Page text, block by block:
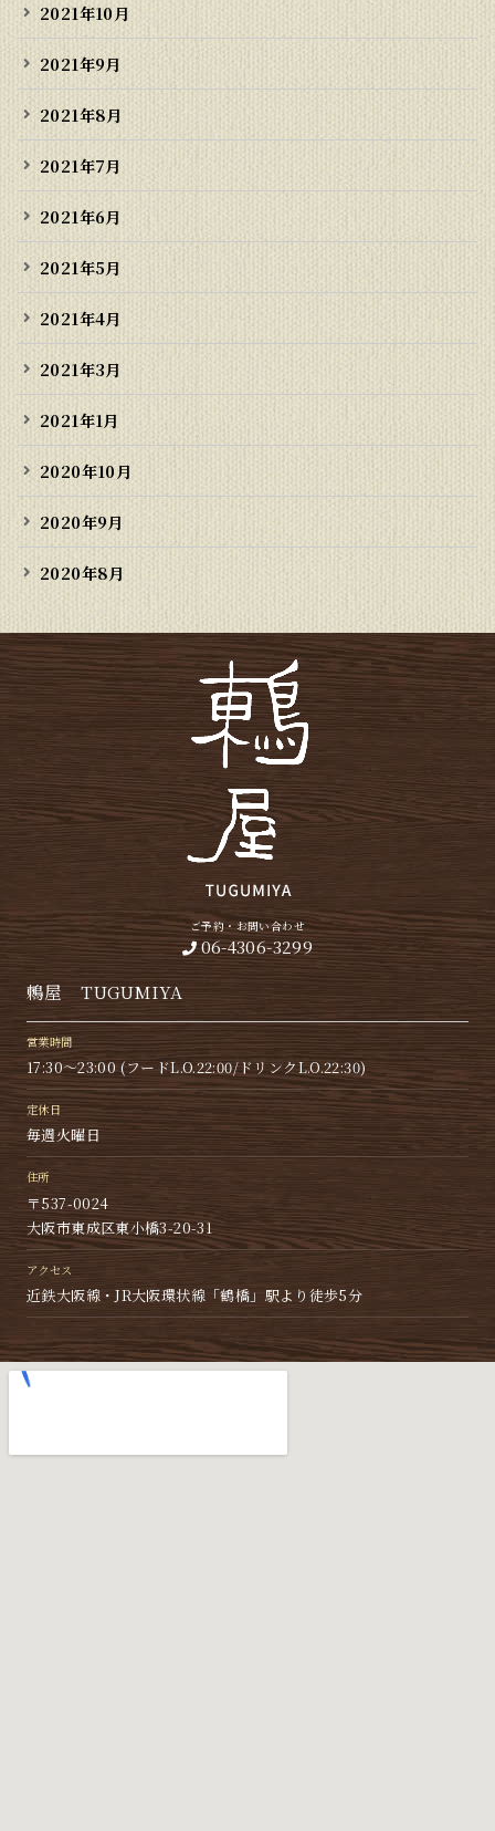
2021年10月
2021年9月
2021年8月
2021年7月
2021年6月
2021年5月
2021年4月
2021年3月
2021年1月
2020年10月
2020年9月
2020年8月
ご予約・お問い合わせ
06-4306-3299
鶫屋 TUGUMIYA
営業時間
17:30〜23:00 (フードL.O.22:00/ドリンクL.O.22:30)
定休日
毎週火曜日
住所
〒537-0024
大阪市東成区東小橋3-20-31
アクセス
近鉄大阪線・JR大阪環状線「鶴橋」駅より徒歩5分